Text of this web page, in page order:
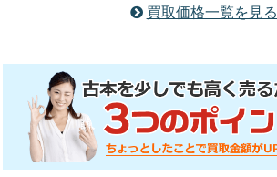
買取価格一覧を見る